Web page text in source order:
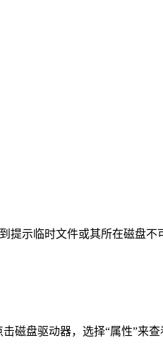
提示临时文件或其所在磁盘
磁盘驱动器，选择“属性”来